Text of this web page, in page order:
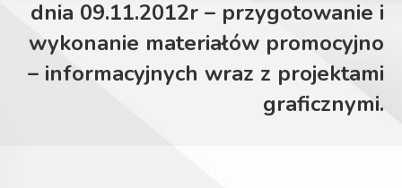
dnia 09.11.2012r – przygotowanie i
wykonanie materiałów promocyjno
– informacyjnych wraz z projektami
graficznymi.